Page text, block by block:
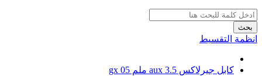
بحث
انظمة التقسيط
كابل جيرلاكس aux 3.5 ملم gx 05